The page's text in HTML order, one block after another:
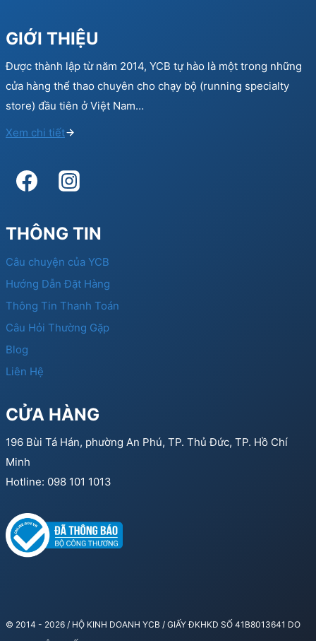
GIỚI THIỆU
Được thành lập từ năm 2014, YCB tự hào là một trong những
cửa hàng thể thao chuyên cho chạy bộ (running specialty
store) đầu tiên ở Việt Nam…
Xem chi tiết
THÔNG TIN
Câu chuyện của YCB
Hướng Dẫn Đặt Hàng
Thông Tin Thanh Toán
Câu Hỏi Thường Gặp
Blog
Liên Hệ
CỬA HÀNG
196 Bùi Tá Hán, phường An Phú, TP. Thủ Đức, TP. Hồ Chí
Minh
Hotline: 098 101 1013
© 2014 - 2026 / HỘ KINH DOANH YCB / GIẤY ĐKHKD SỐ 41B8013641 DO